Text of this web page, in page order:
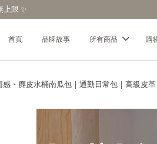
首頁 品牌故事 所有商品 購
感・麂皮水桶南瓜包｜通勤日常包｜高級皮